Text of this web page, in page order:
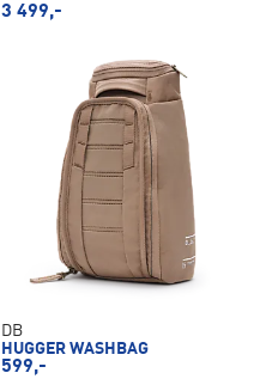
3 499,-
DB
HUGGER WASHBAG
599,-